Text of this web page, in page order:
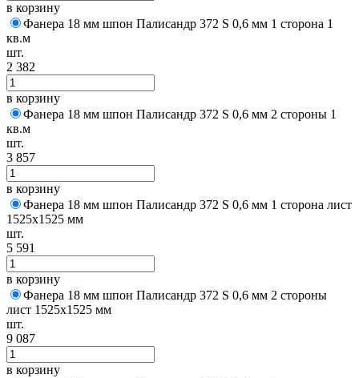
в корзину
Фанера 18 мм шпон Палисандр 372 S 0,6 мм 1 сторона 1
кв.м
шт.
2 382
в корзину
Фанера 18 мм шпон Палисандр 372 S 0,6 мм 2 стороны 1
кв.м
шт.
3 857
в корзину
Фанера 18 мм шпон Палисандр 372 S 0,6 мм 1 сторона лист
1525х1525 мм
шт.
5 591
в корзину
Фанера 18 мм шпон Палисандр 372 S 0,6 мм 2 стороны
лист 1525х1525 мм
шт.
9 087
в корзину